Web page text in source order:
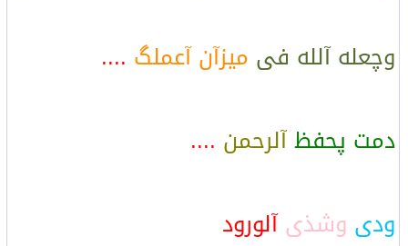
وچعله آلله فى ميزآن آعملگ ....
دمت پحفظآلرحمن ....
ودى وشذىآلورود